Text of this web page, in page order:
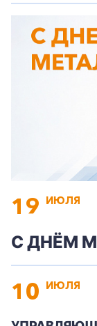
+7-800-
19 ИЮЛЯ
С ДНЁМ
10 ИЮЛЯ